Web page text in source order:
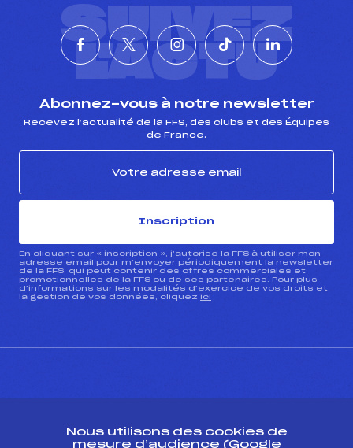
SUIVEZ
L'ACTU
Abonnez-vous à notre newsletter
Recevez l’actualité de la FFS, des clubs et des Équipes
de France.
Inscription
En cliquant sur « inscription », j’autorise la FFS à utiliser mon
adresse email pour m’envoyer périodiquement la newsletter
de la FFS, qui peut contenir des offres commerciales et
promotionnelles de la FFS ou de ses partenaires. Pour plus
d’informations sur les modalités d’exercice de vos droits et
la gestion de vos données, cliquez ici
Nous utilisons des cookies de
mesure d’audience (Google